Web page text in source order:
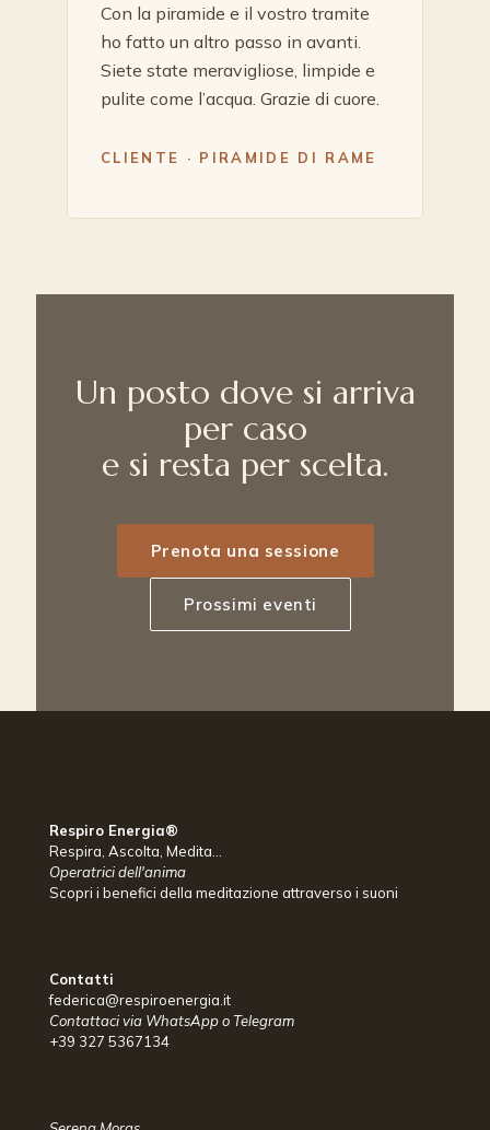
Con la piramide e il vostro tramite
ho fatto un altro passo in avanti.
Siete state meravigliose, limpide e
pulite come l’acqua. Grazie di cuore.
CLIENTE · PIRAMIDE DI RAME
Un posto dove si arriva
per caso
e si resta per scelta.
Prenota una sessione
Prossimi eventi
Respiro Energia®
Respira, Ascolta, Medita...
Operatrici dell'anima
Scopri i benefici della meditazione attraverso i suoni
Contatti
federica@respiroenergia.it
Contattaci via WhatsApp o Telegram
+39 327 5367134